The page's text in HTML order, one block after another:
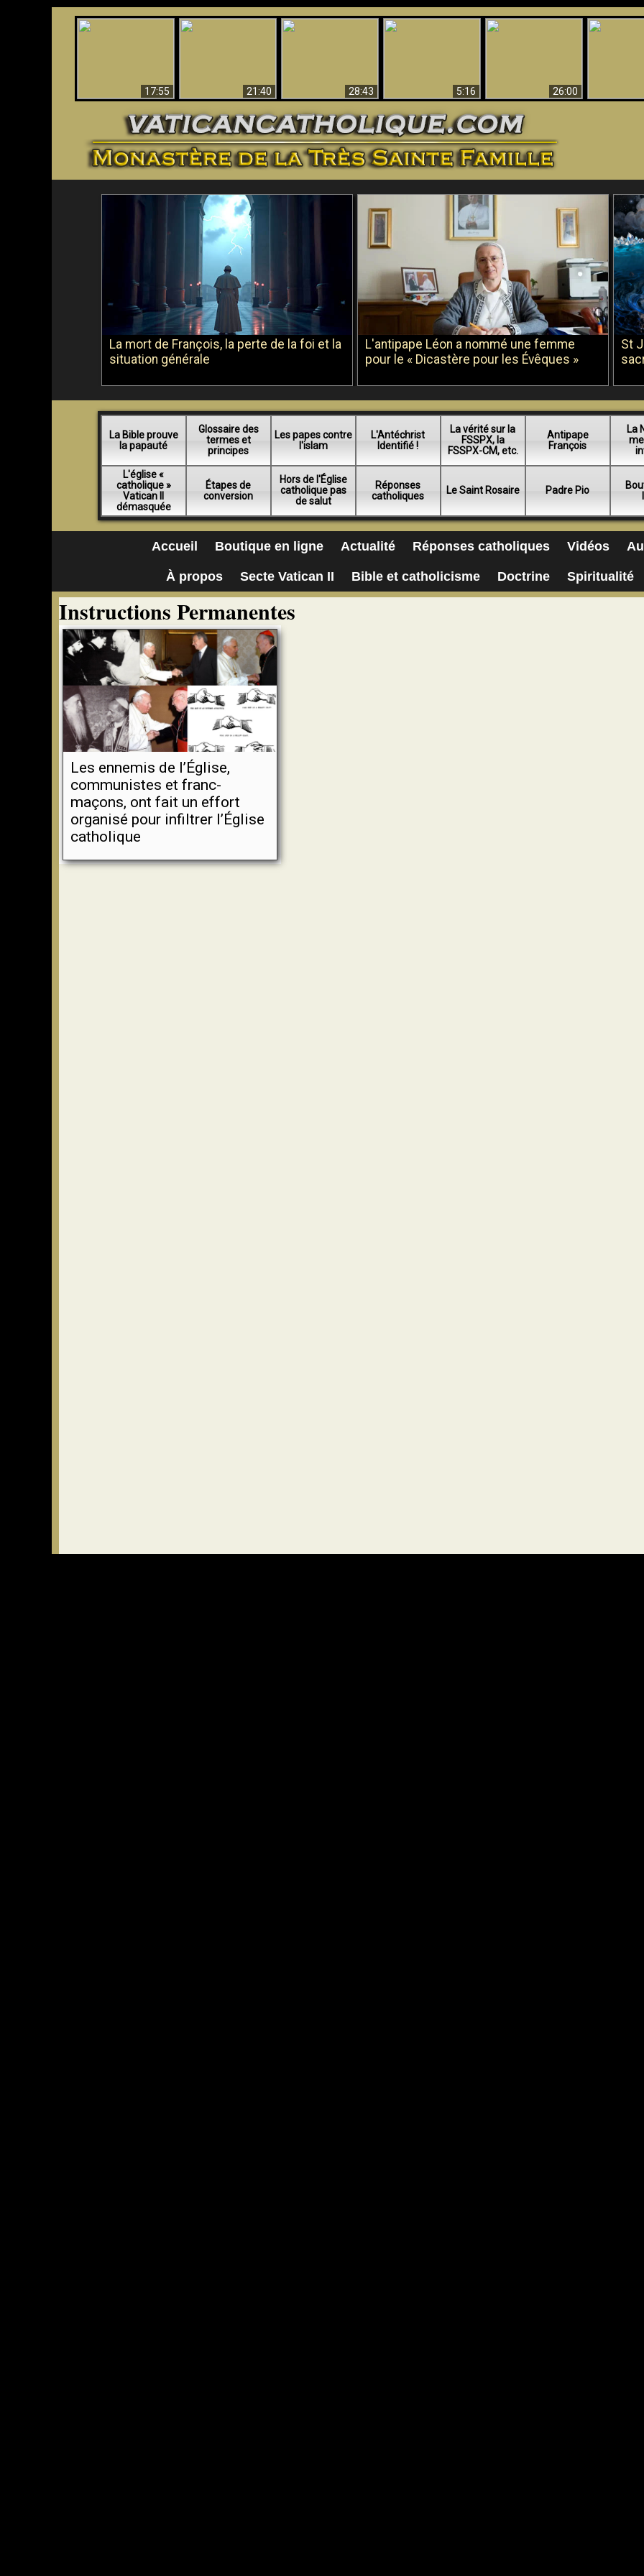
17:55
21:40
28:43
5:16
26:00
La mort de François, la perte de la foi et la
situation générale
L'antipape Léon a nommé une femme
pour le « Dicastère pour les Évêques »
St
La Bible prouve
la papauté
Glossaire des
termes et
principes
Les papes contre
l'islam
L'Antéchrist
Identifié !
La vérité sur la
FSSPX, la
FSSPX-CM, etc.
Antipape
François
La
L'église «
catholique »
Vatican II
démasquée
Étapes de
conversion
Hors de l'Église
catholique pas
de salut
Réponses
catholiques
Le Saint Rosaire Padre Pio
Accueil Boutique en ligne Actualité Réponses catholiques Vidéos
À propos Secte Vatican II Bible et catholicisme Doctrine Spiritualité
Instructions Permanentes
Les ennemis de l’Église,
communistes et franc-
maçons, ont fait un effort
organisé pour infiltrer l’Église
catholique